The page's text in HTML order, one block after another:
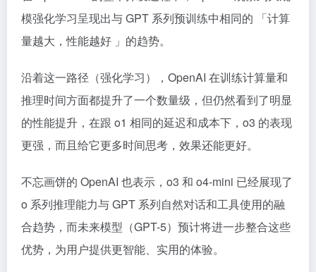
模强化学习呈现出与 GPT 系列预训练中相同的 「计算
量越大，性能越好 」的趋势。
沿着这一路径（强化学习），OpenAI 在训练计算量和
推理时间方面都提升了一个数量级，但仍然看到了明显
的性能提升，在跟 o1 相同的延迟和成本下，o3 的表现
更强，而且给它更多时间思考，效果还能更好。
不忘画饼的 OpenAI 也表示，o3 和 o4-mini 已经展现了
o 系列推理能力与 GPT 系列自然对话和工具使用的融
合趋势，而未来模型（GPT-5）预计将进一步整合这些
优势，为用户提供更智能、实用的体验。